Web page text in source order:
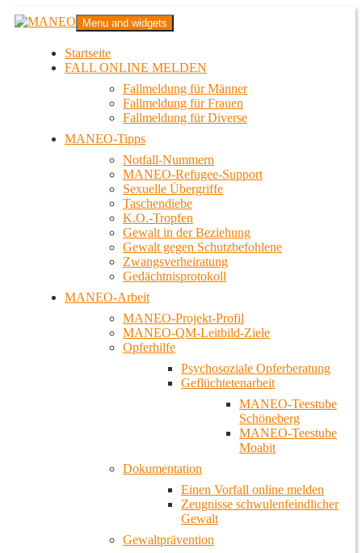
Zum
InhaltMANEO
Das schwule Anti-Gewalt-Projekt in Berlin
Menu and widgets
Startseite
FALL ONLINE MELDEN
Fallmeldung für Männer
Fallmeldung für Frauen
Fallmeldung für Diverse
MANEO-Tipps
Notfall-Nummern
MANEO-Refugee-Support
Sexuelle Übergriffe
Taschendiebe
K.O.-Tropfen
Gewalt in der Beziehung
Gewalt gegen Schutzbefohlene
Zwangsverheiratung
Gedächtnisprotokoll
MANEO-Arbeit
MANEO-Projekt-Profil
MANEO-QM-Leitbild-Ziele
Opferhilfe
Psychosoziale Opferberatung
Geflüchtetenarbeit
MANEO-Teestube
Schöneberg
MANEO-Teestube
Moabit
Dokumentation
Einen Vorfall online melden
Zeugnisse schwulenfeindlicher
Gewalt
Gewaltprävention